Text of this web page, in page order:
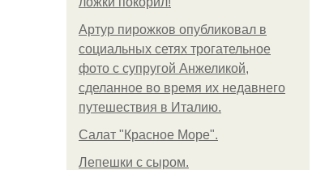
Артур пирожков опубликовал в
социальных сетях трогательное
фото с супругой Анжеликой,
сделанное во время их недавнего
путешествия в Италию.
Салат "Красное Море".
Лепешки с сыром.